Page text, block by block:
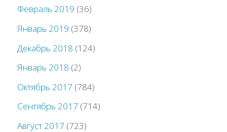
Февраль 2019 (36)
Январь 2019 (378)
Декабрь 2018 (124)
Январь 2018 (2)
Октябрь 2017 (784)
Сентябрь 2017 (714)
Август 2017 (723)